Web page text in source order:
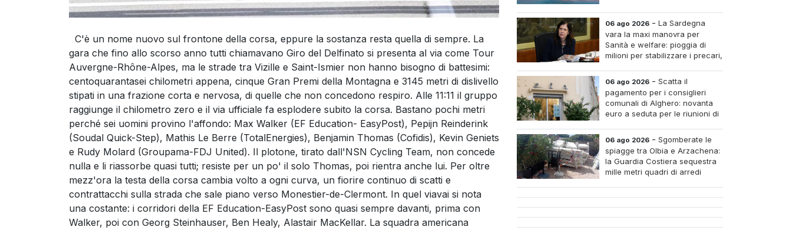
C'è un nome nuovo sul frontone della corsa, eppure la sostanza resta quella di sempre. La
gara che fino allo scorso anno tutti chiamavano Giro del Delfinato si presenta al via come Tour
Auvergne-Rhône-Alpes, ma le strade tra Vizille e Saint-Ismier non hanno bisogno di battesimi:
centoquarantasei chilometri appena, cinque Gran Premi della Montagna e 3145 metri di dislivello
stipati in una frazione corta e nervosa, di quelle che non concedono respiro. Alle 11:11 il gruppo
raggiunge il chilometro zero e il via ufficiale fa esplodere subito la corsa. Bastano pochi metri
perché sei uomini provino l'affondo: Max Walker (EF Education- EasyPost), Pepijn Reinderink
(Soudal Quick-Step), Mathis Le Berre (TotalEnergies), Benjamin Thomas (Cofidis), Kevin Geniets
e Rudy Molard (Groupama-FDJ United). Il plotone, tirato dall'NSN Cycling Team, non concede
nulla e li riassorbe quasi tutti; resiste per un po' il solo Thomas, poi rientra anche lui. Per oltre
mezz'ora la testa della corsa cambia volto a ogni curva, un fiorire continuo di scatti e
contrattacchi sulla strada che sale piano verso Monestier-de-Clermont. In quel viavai si nota
una costante: i corridori della EF Education-EasyPost sono quasi sempre davanti, prima con
Walker, poi con Georg Steinhauser, Ben Healy, Alastair MacKellar. La squadra americana
06 ago 2026 - La Sardegna
vara la maxi manovra per
Sanità e welfare: pioggia di
milioni per stabilizzare i precari,
centri e assumere infermieri fissi nelle case di riposo.
06 ago 2026 - Scatta il
pagamento per i consiglieri
comunali di Alghero: novanta
euro a seduta per le riunioni di
06 ago 2026 - Sgomberate le
spiagge tra Olbia e Arzachena:
la Guardia Costiera sequestra
mille metri quadri di arredi